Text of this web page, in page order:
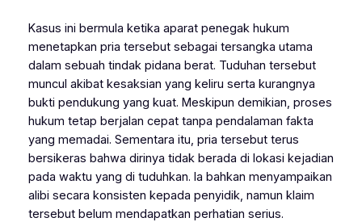
Kasus ini bermula ketika aparat penegak hukum
menetapkan pria tersebut sebagai tersangka utama
dalam sebuah tindak pidana berat. Tuduhan tersebut
muncul akibat kesaksian yang keliru serta kurangnya
bukti pendukung yang kuat. Meskipun demikian, proses
hukum tetap berjalan cepat tanpa pendalaman fakta
yang memadai. Sementara itu, pria tersebut terus
bersikeras bahwa dirinya tidak berada di lokasi kejadian
pada waktu yang di tuduhkan. Ia bahkan menyampaikan
alibi secara konsisten kepada penyidik, namun klaim
tersebut belum mendapatkan perhatian serius.